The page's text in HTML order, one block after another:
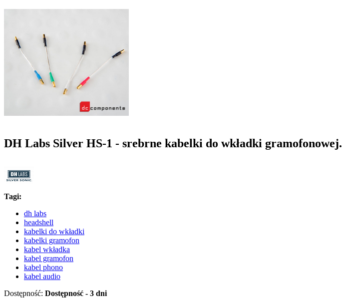
DH Labs Silver HS-1 - srebrne kabelki do wkładki gramofonowej.
Tagi:
dh labs
headshell
kabelki do wkładki
kabelki gramofon
kabel wkładka
kabel gramofon
kabel phono
kabel audio
Dostępność: Dostępność - 3 dni